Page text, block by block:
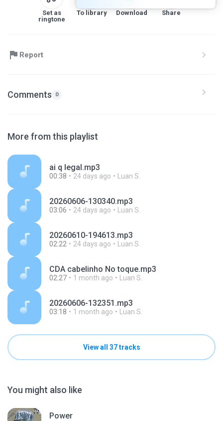
Set as
ringtone
To library Download Share
Report
Comments 0
More from this playlist
ai q legal.mp3
00:38 24 days ago Luan S.
20260606-130340.mp3
03:06 24 days ago Luan S.
20260610-194613.mp3
02:22 24 days ago Luan S.
CDA cabelinho No toque.mp3
02:27 1 month ago Luan S.
20260606-132351.mp3
03:18 1 month ago Luan S.
View all 37 tracks
You might also like
Power